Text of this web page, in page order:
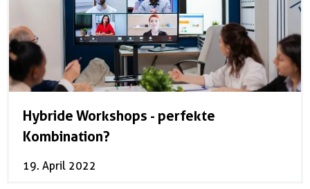
Hybride Workshops - perfekte
Kombination?
19. April 2022